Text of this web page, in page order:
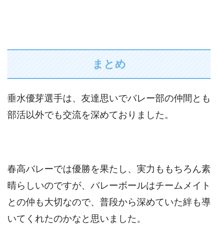
まとめ
垂水優芽選手は、友達思いでバレー部の仲間とも
部活以外でも交流を深めておりました。
春高バレーでは優勝を果たし、実力ももちろん素
晴らしいのですが、バレーボールはチームメイト
との仲も大切なので、普段から深めていた絆も導
いてくれたのかなと思いました。